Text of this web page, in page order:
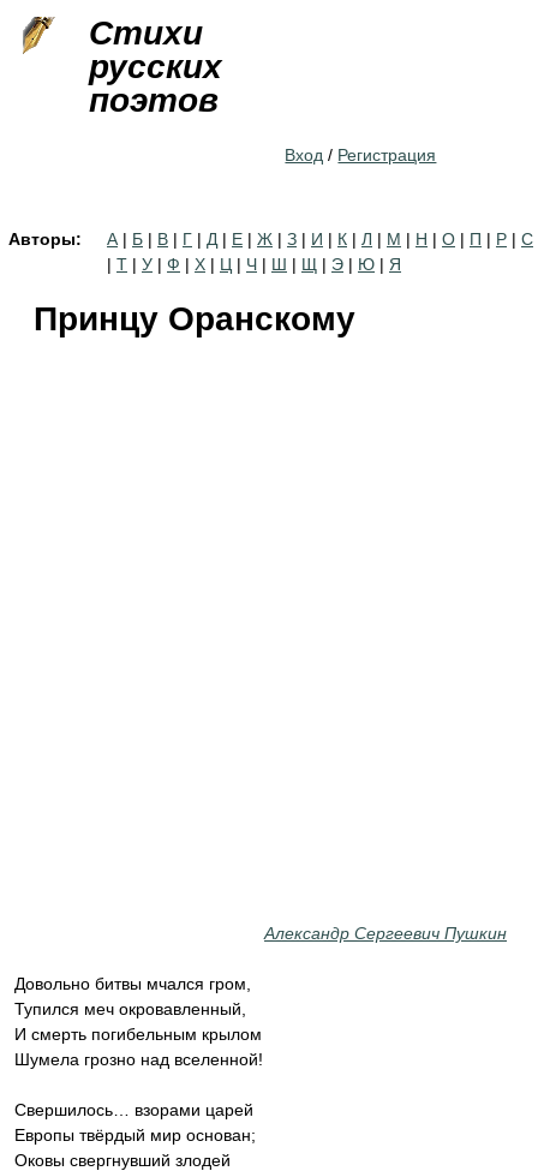
Стихи
русских
поэтов
Вход / Регистрация
Авторы: А | Б | В | Г | Д | Е | Ж | З | И | К | Л | М | Н | О | П | Р | С
| Т | У | Ф | Х | Ц | Ч | Ш | Щ | Э | Ю | Я
Принцу Оранскому
Александр Сергеевич Пушкин
Довольно битвы мчался гром,
Тупился меч окровавленный,
И смерть погибельным крылом
Шумела грозно над вселенной!
Свершилось… взорами царей
Европы твёрдый мир основан;
Оковы свергнувший злодей